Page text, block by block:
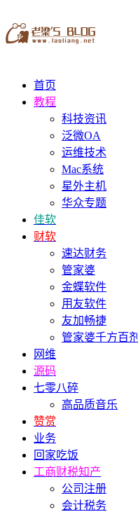
首页
教程
科技资讯
泛微OA
运维技术
Mac系统
星外主机
华众专题
佳软
财软
速达财务
管家婆
金蝶软件
用友软件
友加畅捷
管家婆千方百剂
网维
源码
七零八碎
高品质音乐
赞赏
业务
回家吃饭
工商财税知产
公司注册
会计税务